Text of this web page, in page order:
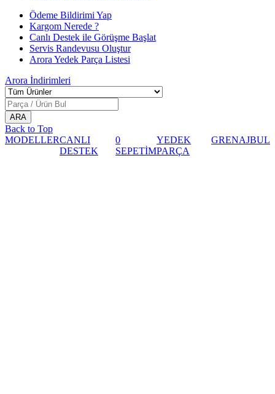
Ödeme Bildirimi Yap
Kargom Nerede ?
Canlı Destek ile Görüşme Başlat
Servis Randevusu Oluştur
Arora Yedek Parça Listesi
Arora İndirimleri
Back to Top
MODELLERCANLI
DESTEK
0
SEPETİM
YEDEK
PARÇA
GRENAJBUL